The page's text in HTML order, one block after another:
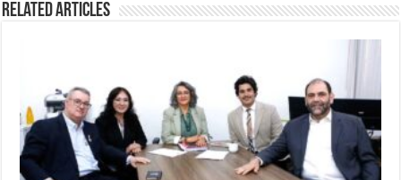
Related Articles